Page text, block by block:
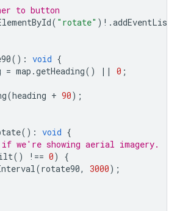
to button
( "rotate" ) ! .
() : void {
= map .getHeading() || 0 ;
(heading + 90);
() : void {
we're showing aerial imagery.
() !== 0)
{
(rotate90, 3000);